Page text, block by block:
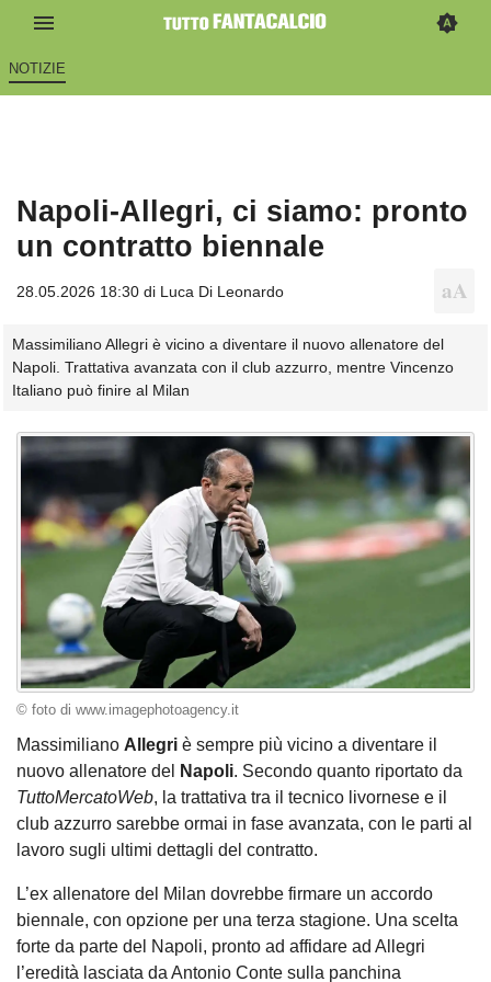
NOTIZIE
Napoli-Allegri, ci siamo: pronto
un contratto biennale
28.05.2026 18:30 di Luca Di Leonardo
Massimiliano Allegri è vicino a diventare il nuovo allenatore del
Napoli. Trattativa avanzata con il club azzurro, mentre Vincenzo
Italiano può finire al Milan
© foto di www.imagephotoagency.it
Massimiliano Allegri è sempre più vicino a diventare il
nuovo allenatore del
Napoli. Secondo quanto riportato da
TuttoMercatoWeb, la trattativa tra il tecnico livornese e il
club azzurro sarebbe ormai in fase avanzata, con le parti al
lavoro sugli ultimi dettagli del contratto.
L’ex allenatore del Milan dovrebbe firmare un accordo
biennale, con opzione per una terza stagione. Una scelta
forte da parte del Napoli, pronto ad affidare ad Allegri
l’eredità lasciata da Antonio Conte sulla panchina